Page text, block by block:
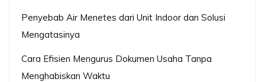
Penyebab Air Menetes dari Unit Indoor dan Solusi
Mengatasinya
Cara Efisien Mengurus Dokumen Usaha Tanpa
Menghabiskan Waktu